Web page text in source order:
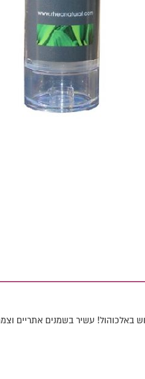
באלכוהול! עשיר בשמנים אתריים